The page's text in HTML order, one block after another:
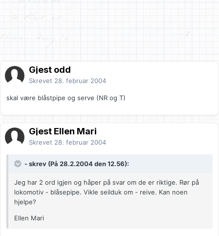
Gjest odd
Skrevet 28. februar 2004
skal være blåstpipe og serve (NR og T)
Gjest Ellen Mari
Skrevet 28. februar 2004
- skrev (På 28.2.2004 den 12.56):
Jeg har 2 ord igjen og håper på svar om de er riktige. Rør på
lokomotiv - blåsepipe. Vikle seilduk om - reive. Kan noen
hjelpe?
Ellen Mari